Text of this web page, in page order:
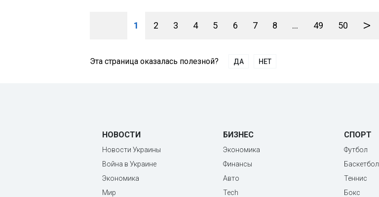
1 2 3 4 5 6 7 8 ... 49 50 >
Эта страница оказалась полезной? ДА НЕТ
НОВОСТИ
Новости Украины
Война в Украине
Экономика
Мир
БИЗНЕС
Экономика
Финансы
Авто
Tech
СПОРТ
Футбол
Баскетбол
Теннис
Бокс